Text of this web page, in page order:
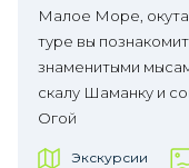
Малое Море,
туре вы
знаменитыми
скалу Шаманку и
Огой
Экскурсии